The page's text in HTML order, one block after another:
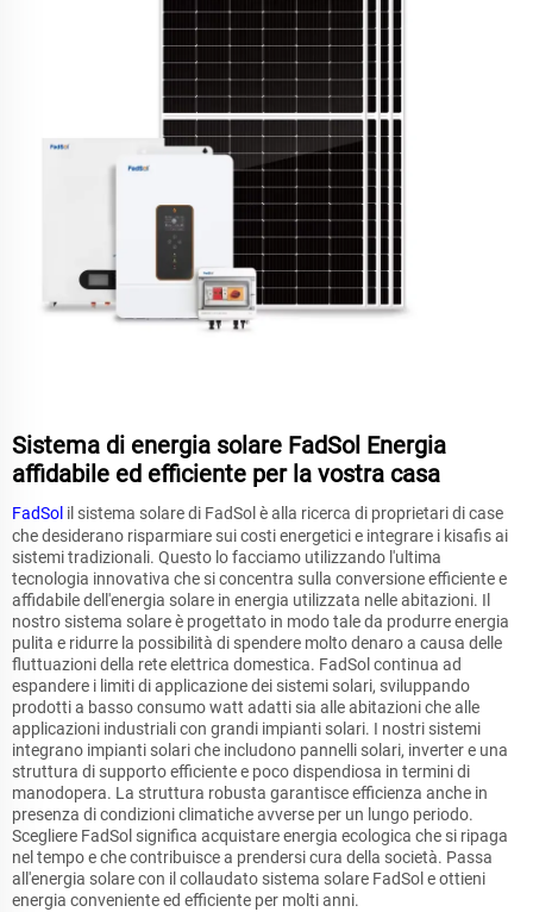
Sistema di energia solare FadSol Energia
affidabile ed efficiente per la vostra casa
FadSol il sistema solare di FadSol è alla ricerca di proprietari di case
che desiderano risparmiare sui costi energetici e integrare i kisafis ai
sistemi tradizionali. Questo lo facciamo utilizzando l'ultima
tecnologia innovativa che si concentra sulla conversione efficiente e
affidabile dell'energia solare in energia utilizzata nelle abitazioni. Il
nostro sistema solare è progettato in modo tale da produrre energia
pulita e ridurre la possibilità di spendere molto denaro a causa delle
fluttuazioni della rete elettrica domestica. FadSol continua ad
espandere i limiti di applicazione dei sistemi solari, sviluppando
prodotti a basso consumo watt adatti sia alle abitazioni che alle
applicazioni industriali con grandi impianti solari. I nostri sistemi
integrano impianti solari che includono pannelli solari, inverter e una
struttura di supporto efficiente e poco dispendiosa in termini di
manodopera. La struttura robusta garantisce efficienza anche in
presenza di condizioni climatiche avverse per un lungo periodo.
Scegliere FadSol significa acquistare energia ecologica che si ripaga
nel tempo e che contribuisce a prendersi cura della società. Passa
all'energia solare con il collaudato sistema solare FadSol e ottieni
energia conveniente ed efficiente per molti anni.